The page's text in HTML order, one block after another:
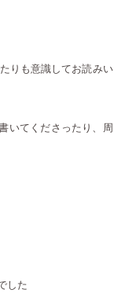
りも意識してお読みい
いてくださったり、周
した